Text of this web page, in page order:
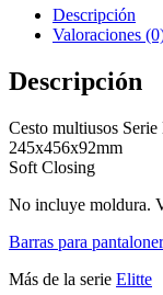
Descripción
Valoraciones
Descripción
Cesto multiusos Serie
245x456x92mm
Soft Closing
No incluye moldura.
Barras para
Más de la serie Elitte